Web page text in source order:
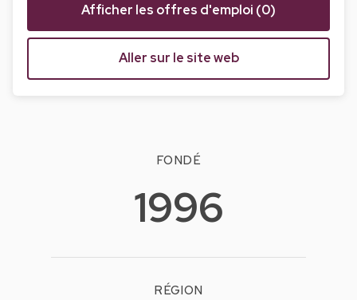
Afficher les offres d'emploi (0)
Aller sur le site web
FONDÉ
1996
RÉGION